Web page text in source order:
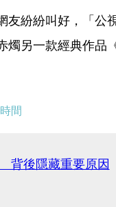
友紛紛叫好，「公
燭另一款經典作品
間
背後隱藏重要原因